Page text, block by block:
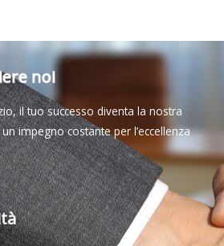
noi
il tuo successo diventa la nostra
impegno costante per l’eccellenza